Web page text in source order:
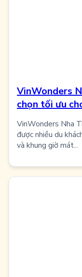
VinWonders
chọn tối ưu
VinWonders Nha
được nhiều du
và khung giờ mát...